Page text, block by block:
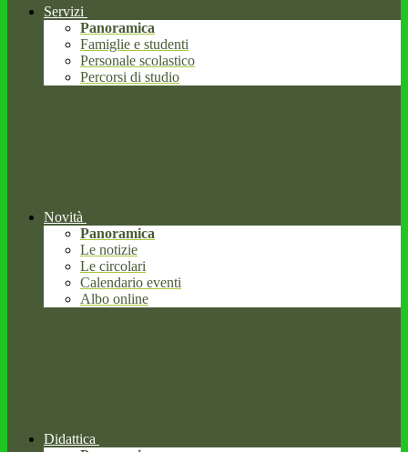
Servizi
Panoramica
Famiglie e studenti
Personale scolastico
Percorsi di studio
Novità
Panoramica
Le notizie
Le circolari
Calendario eventi
Albo online
Didattica